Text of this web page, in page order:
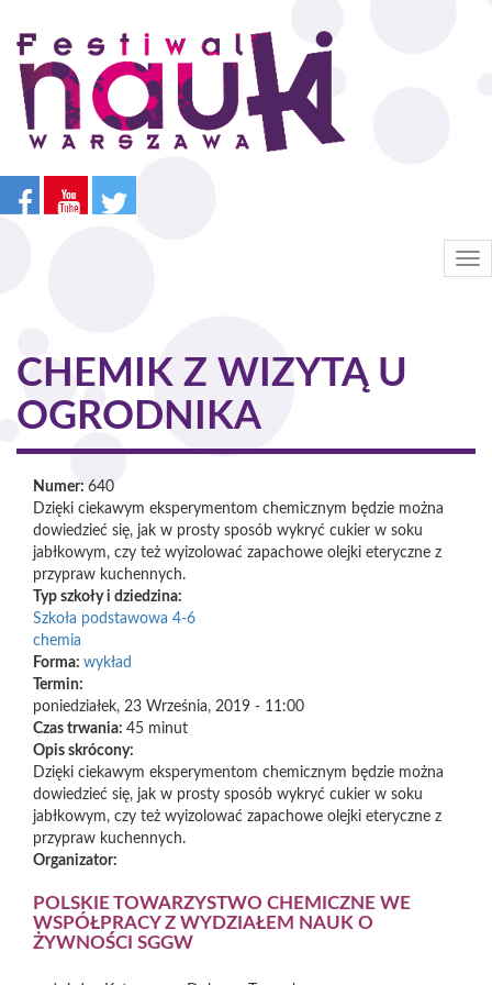
Przejdź
treści
CHEMIK Z WIZYTĄ U
OGRODNIKA
Numer: 640
Dzięki ciekawym eksperymentom chemicznym będzie można
dowiedzieć się, jak w prosty sposób wykryć cukier w soku
jabłkowym, czy też wyizolować zapachowe olejki eteryczne z
przypraw kuchennych.
Typ szkoły i dziedzina:
Szkoła podstawowa 4-6
chemia
Forma: wykład
Termin:
poniedziałek, 23 Września, 2019 - 11:00
Czas trwania: 45 minut
Opis skrócony:
Dzięki ciekawym eksperymentom chemicznym będzie można
dowiedzieć się, jak w prosty sposób wykryć cukier w soku
jabłkowym, czy też wyizolować zapachowe olejki eteryczne z
przypraw kuchennych.
Organizator:
POLSKIE TOWARZYSTWO CHEMICZNE WE
WSPÓŁPRACY Z WYDZIAŁEM NAUK O
ŻYWNOŚCI SGGW